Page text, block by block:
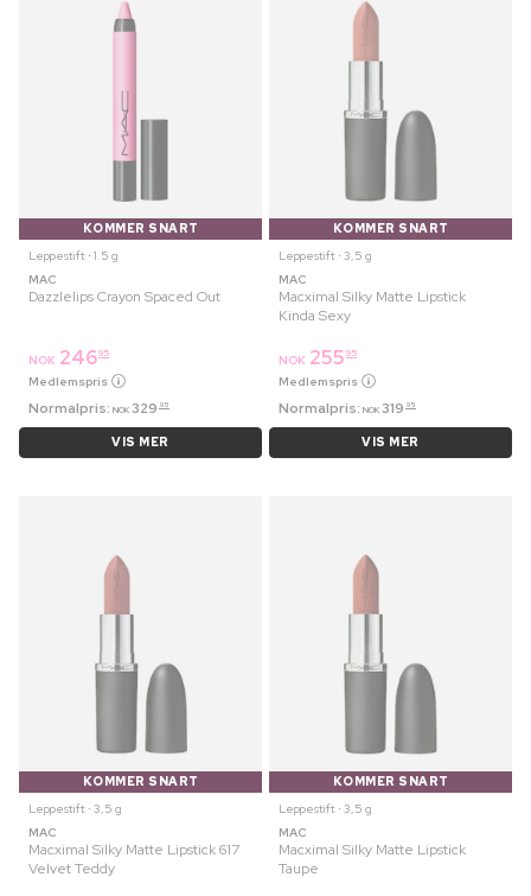
KOMMER SNART
Leppestift ⋅ 1.5 g
MAC
Dazzlelips Crayon Spaced Out
NOK 24695
Medlemspris
Normalpris: NOK 329 95
VIS MER
KOMMER SNART
Leppestift ⋅ 3,5 g
MAC
Macximal Silky Matte Lipstick
Kinda Sexy
NOK 255 95
Medlemspris
Normalpris: NOK 319 95
VIS MER
KOMMER SNART
Leppestift ⋅ 3,5 g
MAC
Macximal Silky Matte Lipstick 617
Velvet Teddy
KOMMER SNART
Leppestift ⋅ 3,5 g
MAC
Macximal Silky Matte Lipstick
Taupe